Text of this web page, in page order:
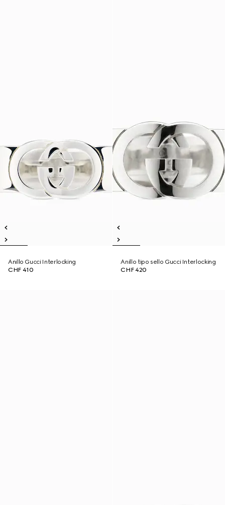
Anillo Gucci Interlocking
CHF 410
Anillo tipo sello Gucci Interlocking
CHF 420